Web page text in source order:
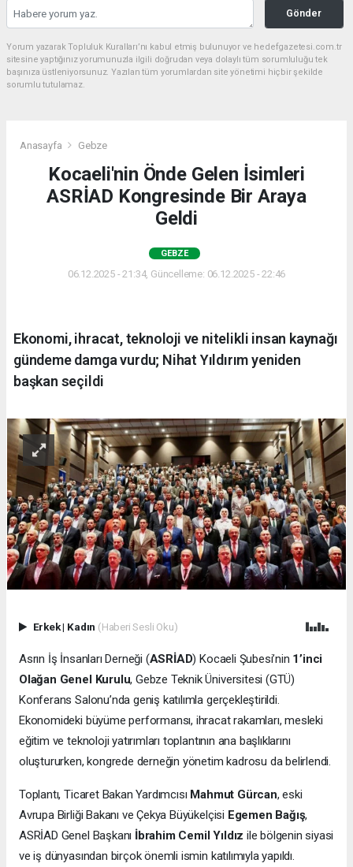
Gönder
Yorum yazarak Topluluk Kuralları’nı kabul etmiş bulunuyor ve hedefgazetesi.com.tr
sitesine yaptığınız yorumunuzla ilgili doğrudan veya dolaylı tüm sorumluluğu tek
başınıza üstleniyorsunuz. Yazılan tüm yorumlardan site yönetimi hiçbir şekilde
sorumlu tutulamaz.
Anasayfa Gebze
Kocaeli'nin Önde Gelen İsimleri
ASRİAD Kongresinde Bir Araya
Geldi
GEBZE
06.12.2025 - 21:34, Güncelleme: 06.12.2025 - 22:46
Ekonomi, ihracat, teknoloji ve nitelikli insan kaynağı
gündeme damga vurdu; Nihat Yıldırım yeniden
başkan seçildi
Erkek| Kadın (Haberi Sesli Oku)
Asrın İş İnsanları Derneği (ASRİAD) Kocaeli Şubesi’nin 1’inci
Olağan Genel Kurulu, Gebze Teknik Üniversitesi (GTÜ)
Konferans Salonu’nda geniş katılımla gerçekleştirildi.
Ekonomideki büyüme performansı, ihracat rakamları, mesleki
eğitim ve teknoloji yatırımları toplantının ana başlıklarını
oluştururken, kongrede derneğin yönetim kadrosu da belirlendi.
Toplantı, Ticaret Bakan Yardımcısı Mahmut Gürcan, eski
Avrupa Birliği Bakanı ve Çekya Büyükelçisi Egemen Bağış,
ASRİAD Genel Başkanı İbrahim Cemil Yıldız ile bölgenin siyasi
ve iş dünyasından birçok önemli ismin katılımıyla yapıldı.